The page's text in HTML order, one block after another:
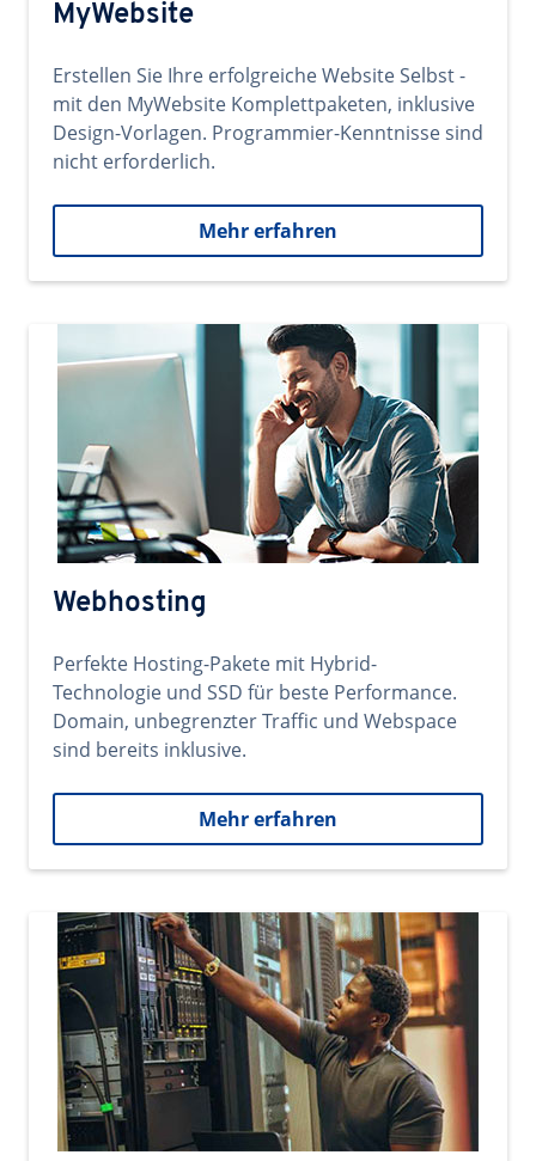
MyWebsite
Erstellen Sie Ihre erfolgreiche Website Selbst -
mit den MyWebsite Komplettpaketen, inklusive
Design-Vorlagen. Programmier-Kenntnisse sind
nicht erforderlich.
Mehr erfahren
Webhosting
Perfekte Hosting-Pakete mit Hybrid-
Technologie und SSD für beste Performance.
Domain, unbegrenzter Traffic und Webspace
sind bereits inklusive.
Mehr erfahren